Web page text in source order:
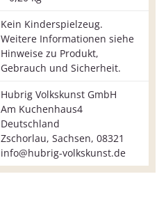
Kein Kinderspielzeug.
Weitere Informationen siehe
Hinweise zu Produkt,
Gebrauch und Sicherheit.
Hubrig Volkskunst GmbH
Am Kuchenhaus4
Deutschland
Zschorlau, Sachsen, 08321
info@hubrig-volkskunst.de